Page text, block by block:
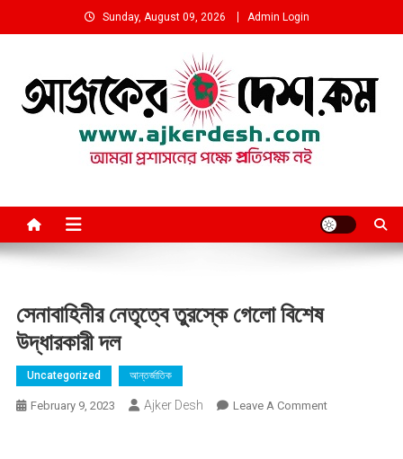
to
Sunday, August 09, 2026 Admin Login
সেনাবাহিনীর নেতৃত্বে তুরস্কে গেলো বিশেষ
উদ্ধারকারী দল
Uncategorized আন্তর্জাতিক
February 9, 2023 Ajker Desh Leave A CommentOn